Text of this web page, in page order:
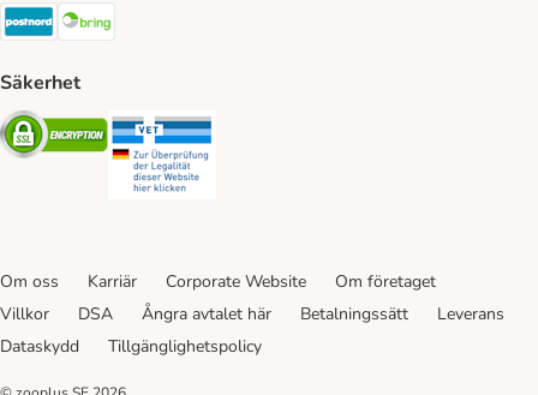
Postnord Shipping Method
Säkerhet
Security
Om oss Karriär Corporate Website
Om företaget
Villkor
DSA Ångra avtalet här Betalningssätt
Leverans
Dataskydd
Tillgänglighetspolicy